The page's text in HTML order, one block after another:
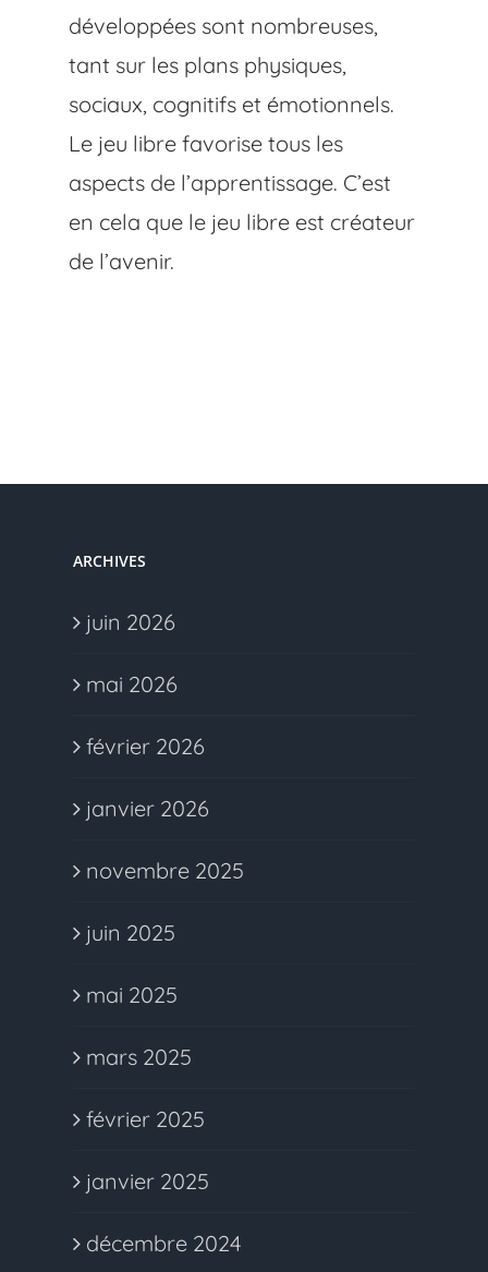
développées sont nombreuses,
tant sur les plans physiques,
sociaux, cognitifs et émotionnels.
Le jeu libre favorise tous les
aspects de l’apprentissage. C’est
en cela que le jeu libre est créateur
de l’avenir.
ARCHIVES
juin 2026
mai 2026
février 2026
janvier 2026
novembre 2025
juin 2025
mai 2025
mars 2025
février 2025
janvier 2025
décembre 2024